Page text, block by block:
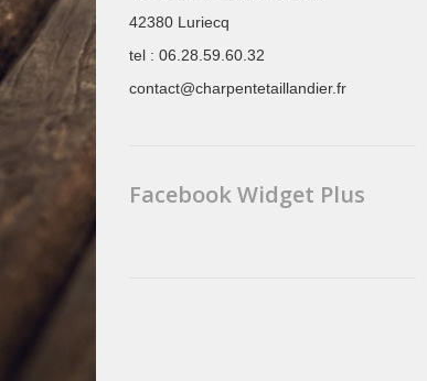
42380 Luriecq
tel : 06.28.59.60.32
contact@charpentetaillandier.fr
Facebook Widget Plus